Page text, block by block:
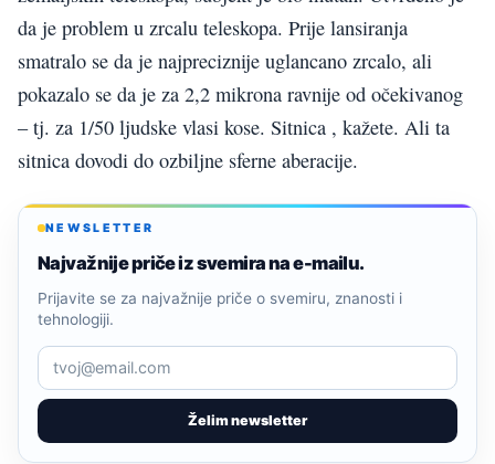
da je problem u zrcalu teleskopa. Prije lansiranja
smatralo se da je najpreciznije uglancano zrcalo, ali
pokazalo se da je za 2,2 mikrona ravnije od očekivanog
– tj. za 1/50 ljudske vlasi kose. Sitnica , kažete. Ali ta
sitnica dovodi do ozbiljne sferne aberacije.
NEWSLETTER
Najvažnije priče iz svemira na e-mailu.
Želim newsletter
Prijavite se za najvažnije priče o svemiru, znanosti i
tehnologiji.